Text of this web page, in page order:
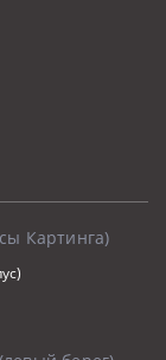
Картинга)